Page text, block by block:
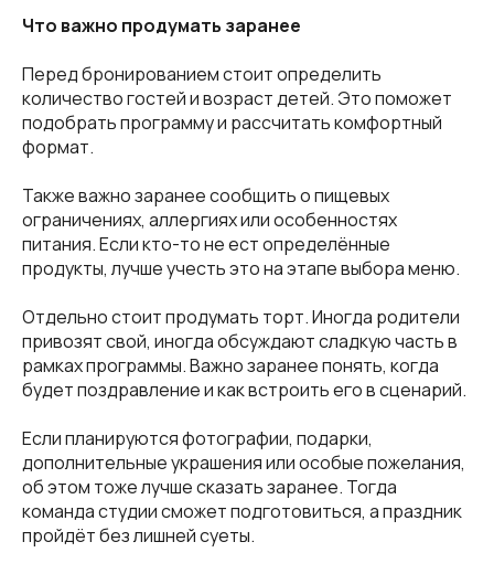
Что важно продумать заранее
Перед бронированием стоит определить
количество гостей и возраст детей. Это поможет
подобрать программу и рассчитать комфортный
формат.
Также важно заранее сообщить о пищевых
ограничениях, аллергиях или особенностях
питания. Если кто-то не ест определённые
продукты, лучше учесть это на этапе выбора меню.
Отдельно стоит продумать торт. Иногда родители
привозят свой, иногда обсуждают сладкую часть в
рамках программы. Важно заранее понять, когда
будет поздравление и как встроить его в сценарий.
Если планируются фотографии, подарки,
дополнительные украшения или особые пожелания,
об этом тоже лучше сказать заранее. Тогда
команда студии сможет подготовиться, а праздник
пройдёт без лишней суеты.